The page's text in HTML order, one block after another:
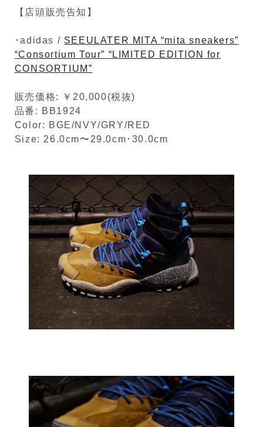
【店頭販売告知】
･adidas / SEEULATER MITA “mita sneakers”
“Consortium Tour” “LIMITED EDITION for
CONSORTIUM”
販売価格: ￥20,000(税抜)
品番: BB1924
Color: BGE/NVY/GRY/RED
Size: 26.0cm〜29.0cm･30.0cm